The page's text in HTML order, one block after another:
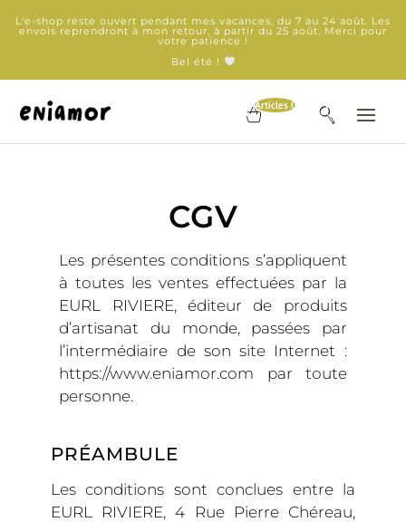
L'e-shop reste ouvert pendant mes vacances, du 7 au 24 août. Les
envois reprendront à mon retour, à partir du 25 août. Merci pour
votre patience !
Bel été !
Articles 0
CGV
Les présentes conditions s’appliquent
à toutes les ventes effectuées par la
EURL RIVIERE, éditeur de produits
d’artisanat du monde, passées par
l’intermédiaire de son site Internet :
https://www.eniamor.com par toute
personne.
PRÉAMBULE
Les conditions sont conclues entre la
EURL RIVIERE, 4 Rue Pierre Chéreau,